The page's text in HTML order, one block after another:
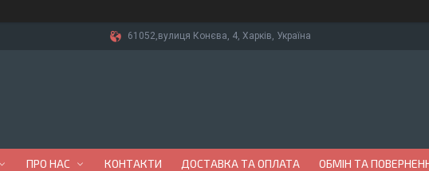
61052,вулиця Конєва, 4, Харків, Україна
ПРО НАС КОНТАКТИ ДОСТАВКА ТА ОПЛАТА ОБМІН ТА